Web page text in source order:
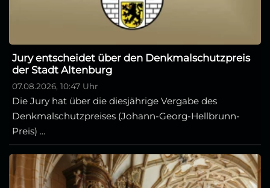
Jury entscheidet über den Denkmalschutzpreis
der Stadt Altenburg
07.08.2026, 10:47 Uhr
Die Jury hat über die diesjährige Vergabe des
Denkmalschutzpreises (Johann-Georg-Hellbrunn-
Preis) ...